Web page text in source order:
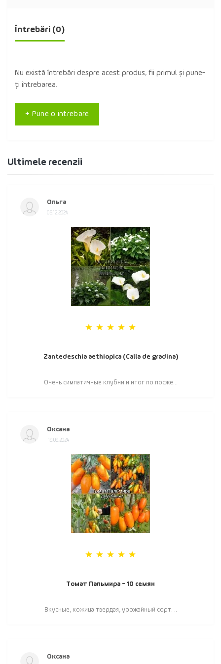
Întrebări (0)
Nu există întrebări despre acest produs, fii primul și pune-
ți întrebarea.
+ Pune o intrebare
Ultimele recenzii
Ольга
05.12.2024
Zantedeschia aethiopica (Calla de gradina)
Очень симпатичные клубни и итог по посже...
Оксана
19.09.2024
Томат Пальмира - 10 семян
Вкусные, кожица твердая, урожайный сорт. ..
Оксана